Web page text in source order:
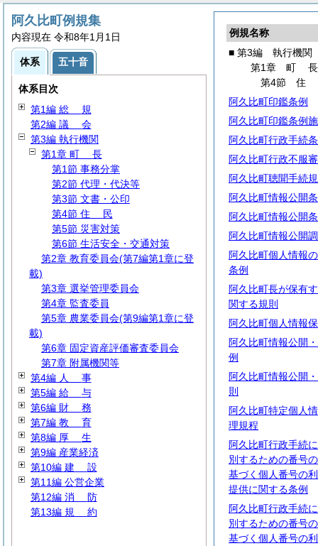
例規名称
■ 第3編 執行機関
第1章 町長
第4節 住
阿久比町印鑑条例
阿久比町印鑑条例
阿久比町行政手続
阿久比町行政不服
阿久比町聴聞手続
阿久比町情報公開
阿久比町情報公開
阿久比町情報公開
阿久比町個人情報
条例
阿久比町長が保有
関する規則
阿久比町個人情報
阿久比町情報公開
例
阿久比町情報公開
則
阿久比町特定個人
理規程
阿久比町行政手続
別するための番号
基づく個人番号の
提供に関する条例
阿久比町行政手続
別するための番号
基づく個人番号の
阿久比町例規集
内容現在 令和8年1月1日
体系 五十音
体系目次
第1編 総 規
第2編 議 会
第3編 執行機関
第1章 町 長
第1節 事務分掌
第2節 代理・代決等
第3節 文書・公印
第4節 住
民
第5節 災害対策
第6節 生活安全・交通対策
第2章 教育委員会(第7編第1章に登
載)
第3章 選挙管理委員会
第4章 監査委員
第5章 農業委員会(第9編第1章に登
載)
第6章 固定資産評価審査委員会
第7章 附属機関等
第4編 人 事
第5編 給 与
第6編 財 務
第7編 教 育
第8編 厚 生
第9編 産業経済
第10編 建 設
第11編 公営企業
第12編 消 防
第13編 規 約